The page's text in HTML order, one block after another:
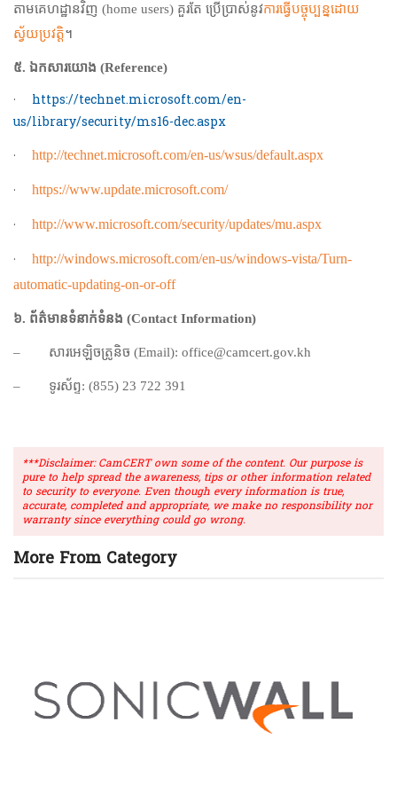
តាមគេហដ្ឋានវិញ (home users) គួរតែ ប្រើប្រាស់នូវការធ្វើបច្ចុប្បន្នដោយ
ស្វ័យប្រវត្តិ។
៥. ឯកសារយោង (Reference)
·
https://technet.microsoft.com/en-
us/library/security/ms16-dec.aspx
·
http://technet.microsoft.com/en-us/wsus/default.aspx
· https://www.update.microsoft.com/
· http://www.microsoft.com/security/updates/mu.aspx
·
http://windows.microsoft.com/en-us/windows-vista/Turn-
automatic-updating-on-or-off
៦. ព័ត៌មានទំនាក់ទំនង (Contact Information)
– សារអេឡិចត្រូនិច (Email): office@camcert.gov.kh
– ទូរស័ព្ទ: (855) 23 722 391
***Disclaimer: CamCERT own some of the content. Our purpose is
pure to help spread the awareness, tips or other information related
to security to everyone. Even though every information is true,
accurate, completed and appropriate, we make no responsibility nor
warranty since everything could go wrong.
More From Category